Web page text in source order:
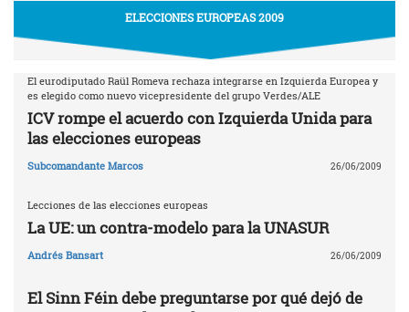
ELECCIONES EUROPEAS 2009
El eurodiputado Raül Romeva rechaza integrarse en Izquierda Europea y
es elegido como nuevo vicepresidente del grupo Verdes/ALE
ICV rompe el acuerdo con Izquierda Unida para
las elecciones europeas
Subcomandante Marcos 26/06/2009
Lecciones de las elecciones europeas
La UE: un contra-modelo para la UNASUR
Andrés Bansart 26/06/2009
El Sinn Féin debe preguntarse por qué dejó de